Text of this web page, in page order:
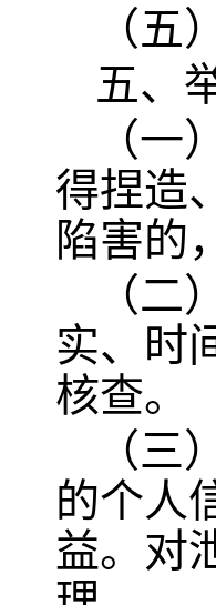
（
五、
（
得捏造
陷害的
（
实、时
核查。
（
的个人
益。对